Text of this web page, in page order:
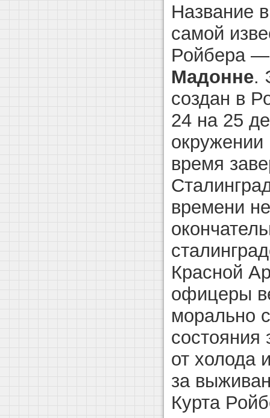
Название
самой
Ройбера
Мадонне.
создан в
24 на 25
время
времени
Красной
офицеры
морально
от холода
за
Курта